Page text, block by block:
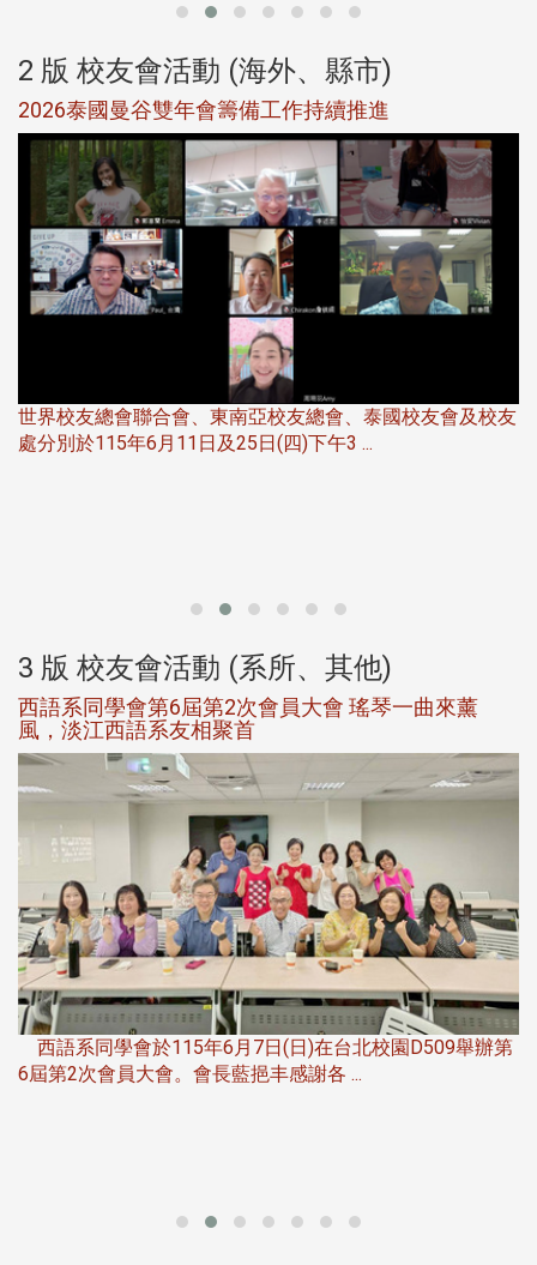
2 版 校友會活動 (海外、縣市)
2026泰國曼谷雙年會籌備工作持續推進
世界校友總會聯合會、東南亞校友總會、泰國校友會及校友
處分別於115年6月11日及25日(四)下午3 ...
3 版 校友會活動 (系所、其他)
西語系同學會第6屆第2次會員大會 瑤琴一曲來薰
風，淡江西語系友相聚首
西語系同學會於115年6月7日(日)在台北校園D509舉辦第
6屆第2次會員大會。會長藍挹丰感謝各 ...